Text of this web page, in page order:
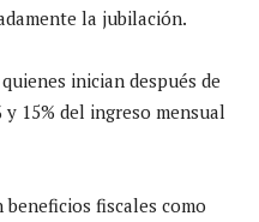
la jubilación.
inician después de
15% del ingreso mensual
fiscales como